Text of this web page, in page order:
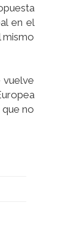
en el
mismo
vuelve
no